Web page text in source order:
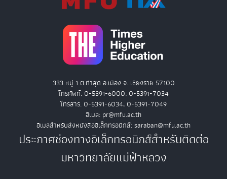
333 หมู่ 1 ต.ท่าสุด อ.เมือง จ. เชียงราย 57100
โทรศัพท์. 0-5391-6000, 0-5391-7034
โทรสาร. 0-5391-6034, 0-5391-7049
อีเมล: pr@mfu.ac.th
อีเมลสำหรับส่งหนังสืออิเล็กทรอนิกส์: saraban@mfu.ac.th
ประกาศช่องทางอิเล็กทรอนิกส์สำหรับติดต่อ
มหาวิทยาลัยแม่ฟ้าหลวง